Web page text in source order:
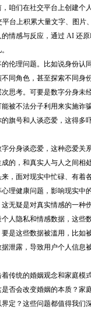
咱们在社交平台上创建个
台上积累大量文字、图
情感与反应，通过 AI 还
伦理问题。比如说身份认
同角色，甚至探索不同身
思考。可要是数字分身未
被不法分子利用来实施诈
旗号和人谈恋爱，这得多
分身谈恋爱，这种恋爱关
的，和真实人与人之间相
，面对现实中忙碌、有着
理健康问题，影响现实中
无疑是对真实情感的一种
人隐私和情感数据，这些
是这些数据被滥用，比如
泄露，导致用户个人信息
传统的婚姻观念和家庭模
否会改变婚姻的本质？家
定？这些问题都值得我们